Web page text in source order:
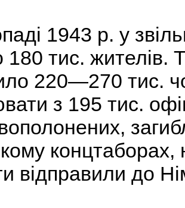
1943 р. у
180 тис.
220—270 тис.
з 195 тис.
концтаборах,
відправили до